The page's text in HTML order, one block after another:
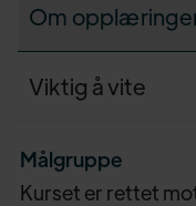
Om
Viktig å vite
Målgruppe
Kurset er rettet